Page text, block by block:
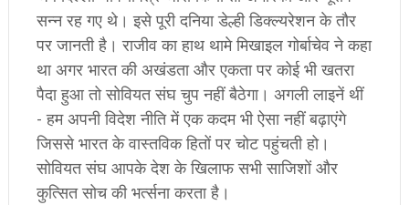
सन्न रह गए थे। इसे पूरी दनिया डेल्ही डिक्ल्यरेशन के तौर
पर जानती है। राजीव का हाथ थामे मिखाइल गोर्बाचेव ने कहा
था अगर भारत की अखंडता और एकता पर कोई भी खतरा
पैदा हुआ तो सोवियत संघ चुप नहीं बैठेगा। अगली लाइनें थीं
- हम अपनी विदेश नीति में एक कदम भी ऐसा नहीं बढ़ाएंगे
जिससे भारत के वास्तविक हितों पर चोट पहुंचती हो।
सोवियत संघ आपके देश के खिलाफ सभी साजिशों और
कुत्सित सोच की भर्त्सना करता है।